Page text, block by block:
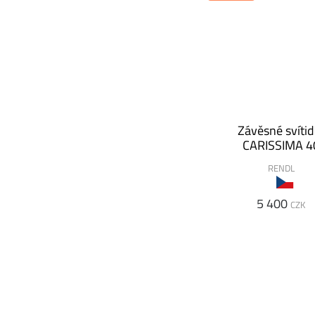
Závěsné
CARISSIMA
RENDL
5 400 CZK